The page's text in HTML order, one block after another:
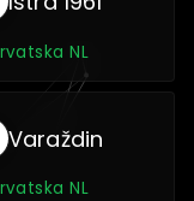
NL
Varaždin
NL